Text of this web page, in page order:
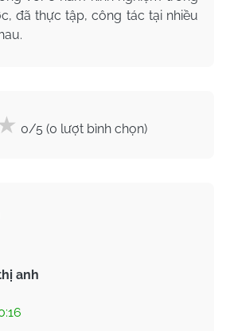
đã thực tập, công tác tại nhiều
0/5 (0 lượt bình chọn)
anh